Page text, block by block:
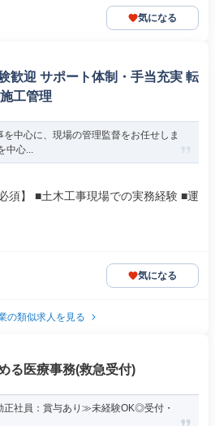
気になる
歓迎 サポート体制・手当充実 転
工管理
中心に、現場の管理監督をお任せしま
中心...
須】 ■土木工事現場での実務経験 ■運
気になる
の類似求人を見る
る医療事務(救急受付)
社員：賞与あり≫未経験OK◎受付・